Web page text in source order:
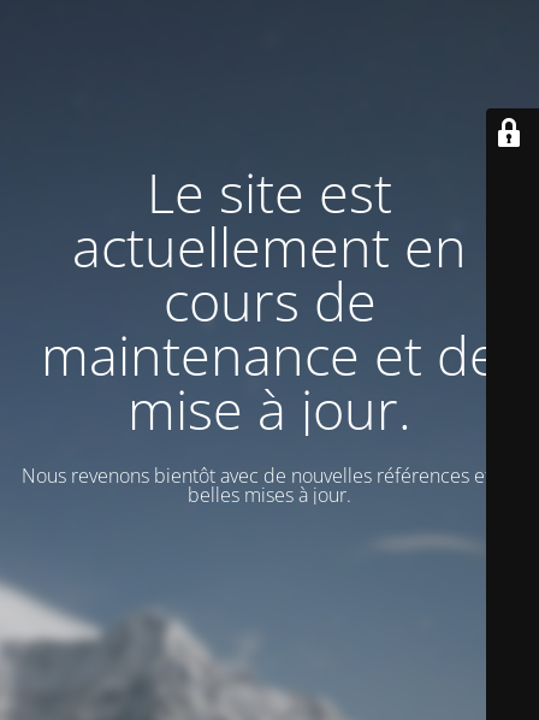
Le site est
actuellement en
cours de
maintenance et de
mise à jour.
Nous revenons bientôt avec de nouvelles références et de
belles mises à jour.